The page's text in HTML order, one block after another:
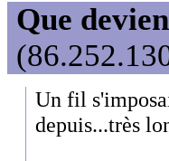
Que
Un fil
depuis...très